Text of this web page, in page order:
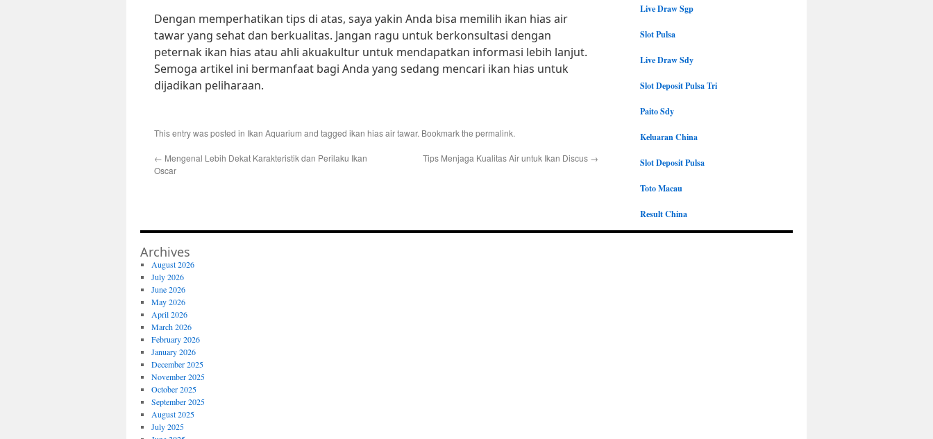
Dengan memperhatikan tips di atas, saya yakin Anda bisa memilih ikan hias air
tawar yang sehat dan berkualitas. Jangan ragu untuk berkonsultasi dengan
peternak ikan hias atau ahli akuakultur untuk mendapatkan informasi lebih lanjut.
Semoga artikel ini bermanfaat bagi Anda yang sedang mencari ikan hias untuk
dijadikan peliharaan.
This entry was posted in Ikan Aquarium and tagged ikan hias air tawar. Bookmark the permalink.
← Mengenal Lebih Dekat Karakteristik dan Perilaku Ikan
Oscar
Tips Menjaga Kualitas Air untuk Ikan Discus →
Live Draw Sgp
Slot Pulsa
Live Draw Sdy
Slot Deposit Pulsa Tri
Paito Sdy
Keluaran China
Slot Deposit Pulsa
Toto Macau
Result China
Archives
August 2026
July 2026
June 2026
May 2026
April 2026
March 2026
February 2026
January 2026
December 2025
November 2025
October 2025
September 2025
August 2025
July 2025